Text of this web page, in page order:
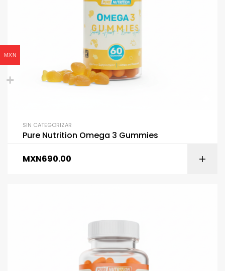
SIN CATEGORIZAR
Pure Nutrition Omega 3 Gummies
MXN690.00
MXN